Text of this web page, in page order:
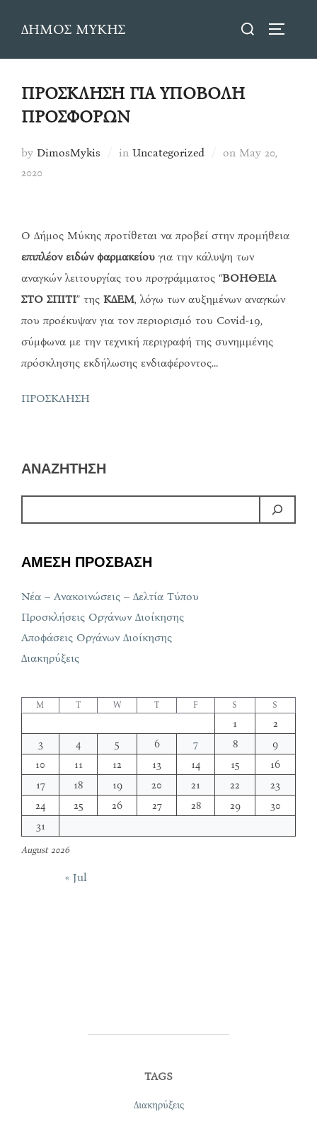
ΔΗΜΟΣ ΜΥΚΗΣ
Search
ΠΡΟΣΚΛΗΣΗ ΓΙΑ ΥΠΟΒΟΛΗ
ΠΡΟΣΦΟΡΩΝ
by DimosMykis in Uncategorized on Posted
May 20,
2020
Ο Δήμος Μύκης προτίθεται να προβεί στην προμήθεια
επιπλέον ειδών φαρμακείου για την κάλυψη των
αναγκών λειτουργίας του προγράμματος “ΒΟΗΘΕΙΑ
ΣΤΟ ΣΠΙΤΙ” της ΚΔΕΜ, λόγω των αυξημένων αναγκών
που προέκυψαν για τον περιορισμό του Covid-19,
σύμφωνα με την τεχνική περιγραφή της συνημμένης
πρόσκλησης εκδήλωσης ενδιαφέροντος…
ΠΡΟΣΚΛΗΣΗ
ΑΝΑΖΗΤΗΣΗ
ΑΜΕΣΗ ΠΡΟΣΒΑΣΗ
Νέα – Ανακοινώσεις – Δελτία Τύπου
Προσκλήσεις Οργάνων Διοίκησης
Αποφάσεις Οργάνων Διοίκησης
Διακηρύξεις
August 2026
M T W T F S S
1
2
3
4 5 6 7 8
9
10
11 12 13 14 15
16
17
18 19 20 21 22
23
24
25 26 27 28 29
30
31
« Jul
TAGS
Διακηρύξεις